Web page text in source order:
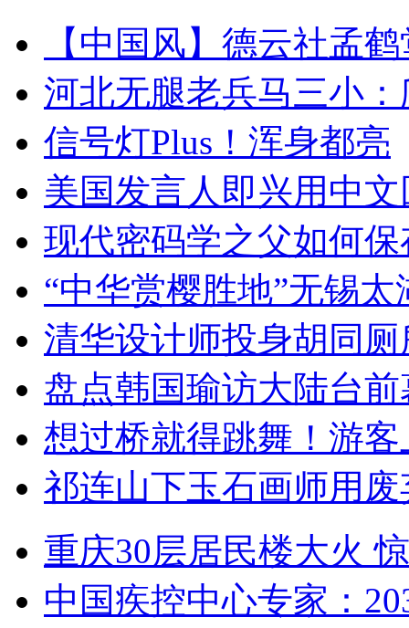
【中国风】德云社孟
河北无腿老兵马三小
信号灯Plus！浑身都亮
美国发言人即兴用中
现代密码学之父如何
“中华赏樱胜地”无锡
清华设计师投身胡同
盘点韩国瑜访大陆台
想过桥就得跳舞！游客
祁连山下玉石画师用
重庆30层居民楼大火
中国疾控中心专家：